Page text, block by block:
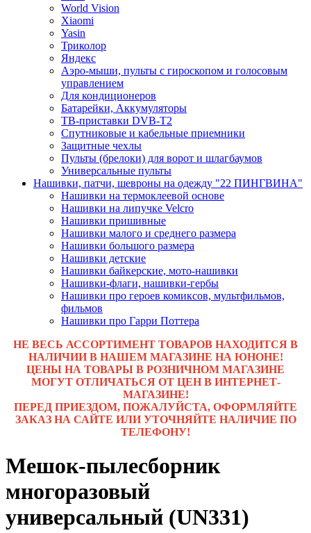
World Vision
Xiaomi
Yasin
Триколор
Яндекс
Аэро-мыши, пульты с гироскопом и голосовым
управлением
Для кондиционеров
Батарейки, Аккумуляторы
ТВ-приставки DVB-T2
Спутниковые и кабельные приемники
Защитные чехлы
Пульты (брелоки) для ворот и шлагбаумов
Универсальные пульты
Нашивки, патчи, шевроны на одежду "22 ПИНГВИНА"
Нашивки на термоклеевой основе
Нашивки на липучке Velcro
Нашивки пришивные
Нашивки малого и среднего размера
Нашивки большого размера
Нашивки детские
Нашивки байкерские, мото-нашивки
Нашивки-флаги, нашивки-гербы
Нашивки про героев комиксов, мультфильмов,
фильмов
Нашивки про Гарри Поттера
НЕ ВЕСЬ АССОРТИМЕНТ ТОВАРОВ НАХОДИТСЯ В
НАЛИЧИИ В НАШЕМ МАГАЗИНЕ НА ЮНОНЕ!
ЦЕНЫ НА ТОВАРЫ В РОЗНИЧНОМ МАГАЗИНЕ
МОГУТ ОТЛИЧАТЬСЯ ОТ ЦЕН В ИНТЕРНЕТ-
МАГАЗИНЕ!
ПЕРЕД ПРИЕЗДОМ, ПОЖАЛУЙСТА, ОФОРМЛЯЙТЕ
ЗАКАЗ НА САЙТЕ ИЛИ УТОЧНЯЙТЕ НАЛИЧИЕ ПО
ТЕЛЕФОНУ!
Мешок-пылесборник
многоразовый
универсальный (UN331)